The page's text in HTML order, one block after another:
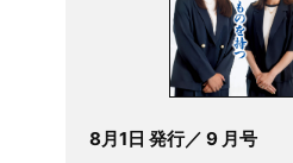
8月1日 発行／ 9 月号